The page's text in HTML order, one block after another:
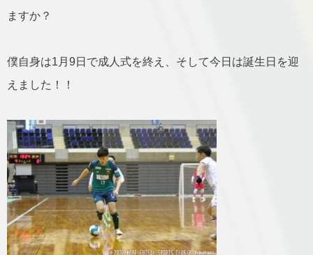
ますか？
僕自身は1月9日で成人式を終え、そして今日は誕生日を迎
えました！！